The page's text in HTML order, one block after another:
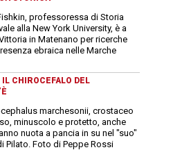
professoressa di Storia
alla New York University, è a
in Matenano per ricerche
ebraica nelle Marche
CHIROCEFALO DEL
marchesonii, crostaceo
minuscolo e protetto, anche
nuota a pancia in su nel "suo"
Pilato. Foto di Peppe Rossi